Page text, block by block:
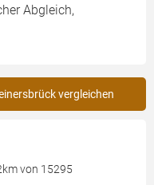
Abgleich,
vergleichen
von 15295